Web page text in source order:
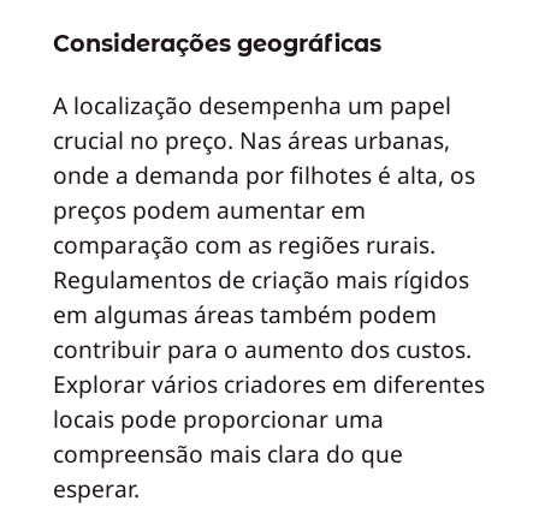
Considerações geográficas
A localização desempenha um papel
crucial no preço. Nas áreas urbanas,
onde a demanda por filhotes é alta, os
preços podem aumentar em
comparação com as regiões rurais.
Regulamentos de criação mais rígidos
em algumas áreas também podem
contribuir para o aumento dos custos.
Explorar vários criadores em diferentes
locais pode proporcionar uma
compreensão mais clara do que
esperar.